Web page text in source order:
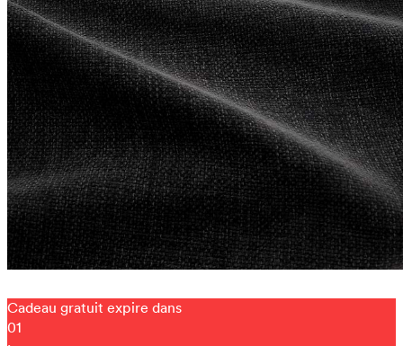
Cadeau gratuit expire dans
01